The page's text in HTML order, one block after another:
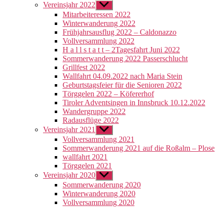
Vereinsjahr 2022 Untermenü
anzeigen
Mitarbeiteressen 2022
Winterwanderung 2022
Frühjahrsausflug 2022 – Caldonazzo
Vollversammlung 2022
H a l l s t a t t – 2Tagesfahrt Juni 2022
Sommerwanderung 2022 Passerschlucht
Grillfest 2022
Wallfahrt 04.09.2022 nach Maria Stein
Geburtstagsfeier für die Senioren 2022
Törggelen 2022 – Köfererhof
Tiroler Adventsingen in Innsbruck 10.12.2022
Wandergruppe 2022
Radausflüge 2022
Vereinsjahr 2021
Untermenü
anzeigen
Vollversammlung 2021
Sommerwanderung 2021 auf die Roßalm – Plose
wallfahrt 2021
Törggelen 2021
Vereinsjahr 2020 Untermenü
anzeigen
Sommerwanderung 2020
Winterwanderung 2020
Vollversammlung 2020